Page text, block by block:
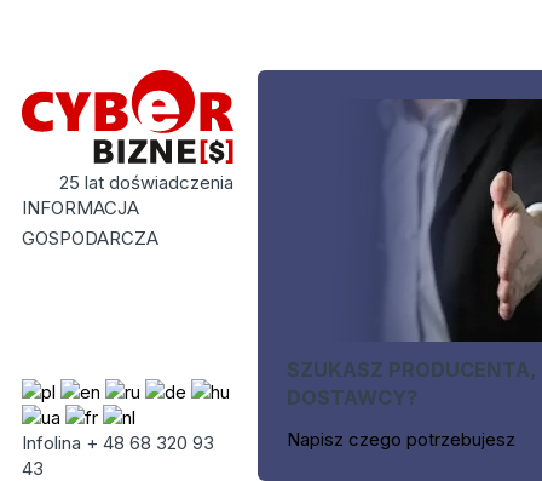
25 lat doświadczenia
INFORMACJA
GOSPODARCZA
Infolina + 48 68 320 93
43
SZUKASZ PRODUCENTA,
DOSTAWCY?
Napisz czego potrzebujesz